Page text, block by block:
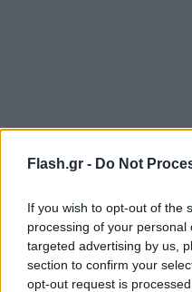
Flash.gr - Do Not
If you wish to opt-out of the
processing of your
targeted advertising by us,
section to confirm your
opt-out request is